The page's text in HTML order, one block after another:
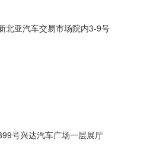
北亚汽车交易市场院内3-9号
号兴达汽车广场一层展厅